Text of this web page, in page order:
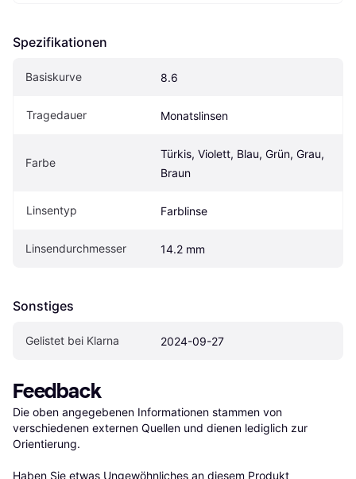
Spezifikationen
Basiskurve 8.6
Tragedauer Monatslinsen
Farbe
Türkis, Violett, Blau, Grün, Grau,
Braun
Linsentyp Farblinse
Linsendurchmesser 14.2 mm
Sonstiges
Gelistet bei Klarna 2024-09-27
Feedback
Die oben angegebenen Informationen stammen von
verschiedenen externen Quellen und dienen lediglich zur
Orientierung.
Haben Sie etwas Ungewöhnliches an diesem Produkt